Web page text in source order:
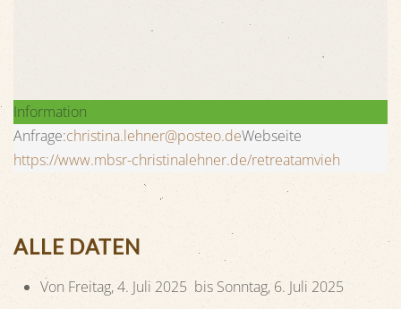
Information
Anfrage:christina.lehner@posteo.deWebseite
https://www.mbsr-christinalehner.de/retreatamvieh
ALLE DATEN
Von Freitag, 4. Juli 2025 bis Sonntag, 6. Juli 2025